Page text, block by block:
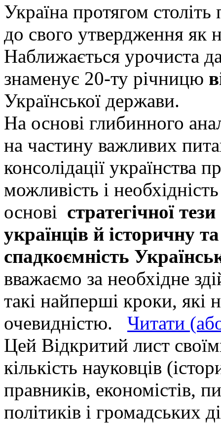
Україна протягом
до свого утвердження як
Наближається урочиста
знаменує 20-ту річницю
Української держави.
На основі глибинного
на частину важливих
консолідації українства
можливість і
основі стратегічної
українців й історичну
спадкоємність
вважаємо за необхідне
такі найперші кроки, які
очевидністю.
Читати
Цей Відкритий лист
кількість науковців
правників, економістів,
політиків і громадських